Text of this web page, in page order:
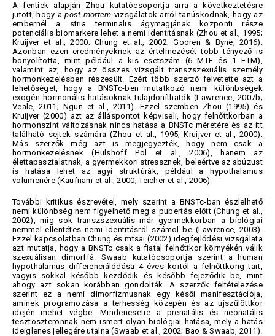
A fentiek alapján Zhou kutatócsoportja arra a következtetésre
jutott, hogy apost mortem vizsgálatok arról tanúskodnak, hogy az
embernél a stria terminalis ágymagjának központi része
potenciális biomarkere lehet a nemi identitásnak (Zhou et al., 1995;
Kruijver et al., 2000; Chung et al., 2002; Gooren & Byne, 2016).
Azonban ezen eredményeknek az értelmezését több tényező is
bonyolította, mint például a kis esetszám (6 MTF és 1 FTM),
valamint az, hogy az összes vizsgált transzszexuális személy
hormonkezelésben részesült. Ezért több szerző felvetette azt a
lehetőséget, hogy a BNSTc-ben mutatkozó nemi különbségek
exogén hormonális hatásoknak tulajdoníthatók (Lawrence, 2007b;
Veale, 2011; Ngun et al., 2011). Ezzel szemben Zhou (1995) és
Kruijver (2000) azt az álláspontot képviseli, hogy felnőttkorban a
hormonszint változásnak nincs hatása a BNSTc méretére és az itt
található sejtek számára (Zhou et al., 1995; Kruijver et al., 2000).
Más szerzők még azt is megjegyezték, hogy nem csak a
hormonkezelésnek (Hulshoff Pol et al., 2006), hanem az
élettapasztalatnak, a gyermekkori stressznek, beleértve az abúzust
is hatása lehet az agyi struktúrák, például a hypothalamus
volumenére (Kaufnam et al., 2000; Teicher et al., 2006).
További kritikus észrevétel, mely szerint a BNSTc-ban észlelhető
nemi különbség nem figyelhető meg a pubertás előtt (Chung et al.,
2002), míg sok transzszexuális már gyermekkorban a biológiai
nemmel ellentétes nemi identitásról számol be (Lawrence, 2003).
Ezzel kapcsolatban Chung és mtsai (2002) idegfejlődési vizsgálata
azt mutatja, hogy a BNSTc csak a fiatal felnőttkor környékén válik
szexuálisan dimorffá. Swaab kutatócsoportja szerint a human
hypothalamus differenciálódása 4 éves kortól a felnőttkorig tart,
vagyis sokkal később kezdődik és később fejeződik be, mint
ahogy azt sokan korábban gondolták. A szerzők feltételezése
szerint ez a nemi dimorfizmusnak egy késői manifesztációja,
aminek programozása a terhesség közepén és az újszülöttkor
idején mehet végbe. Mindenesetre a prenatális és neonatális
tesztoszteronnak nem ismert olyan biológiai hatása, mely a hatás
ideiglenes jellegére utalna (Swaab et al., 2002; Bao & Swaab, 2011).